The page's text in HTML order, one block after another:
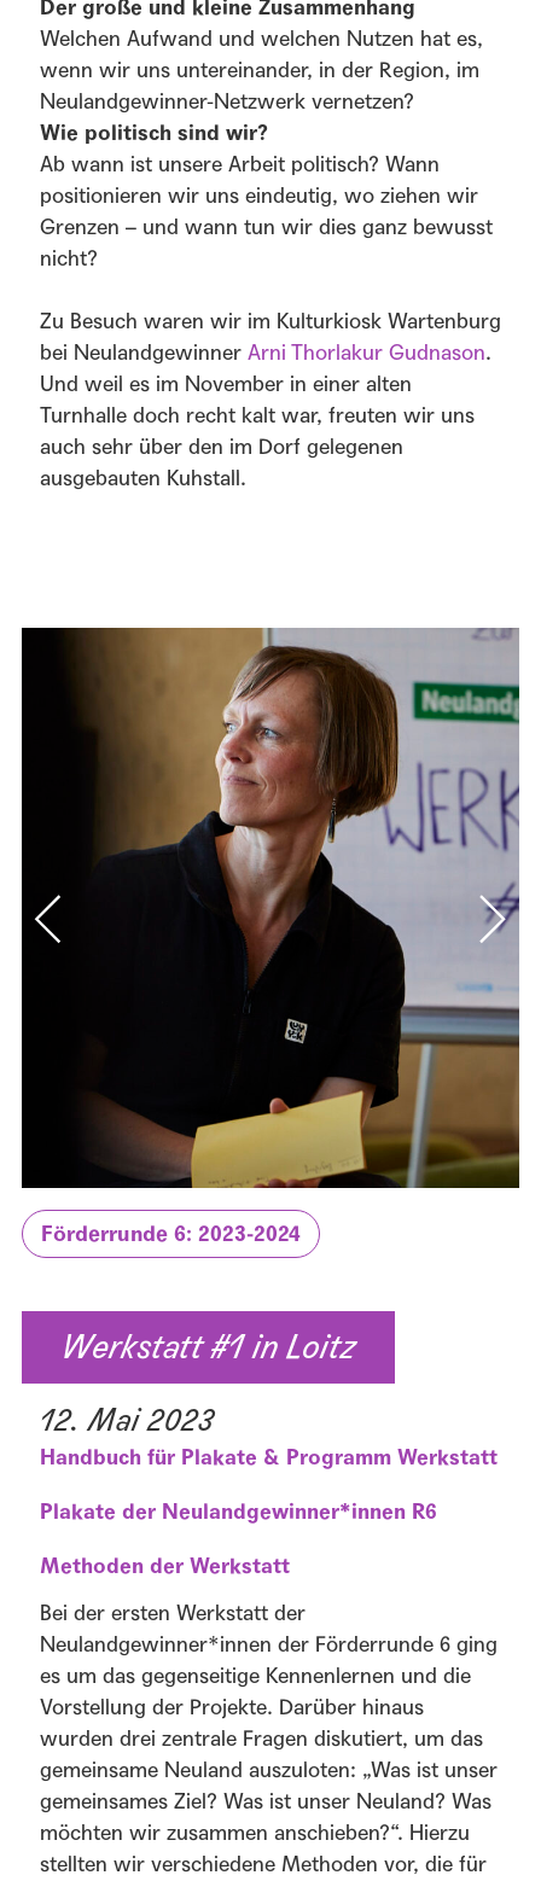
Der große und kleine Zusammenhang
Welchen Aufwand und welchen Nutzen hat es,
wenn wir uns untereinander, in der Region, im
Neulandgewinner-Netzwerk vernetzen?
Wie politisch sind wir?
Ab wann ist unsere Arbeit politisch? Wann
positionieren wir uns eindeutig, wo ziehen wir
Grenzen – und wann tun wir dies ganz bewusst
nicht?
Zu Besuch waren wir im Kulturkiosk Wartenburg
bei Neulandgewinner Arni Thorlakur Gudnason.
Und weil es im November in einer alten
Turnhalle doch recht kalt war, freuten wir uns
auch sehr über den im Dorf gelegenen
ausgebauten Kuhstall.
Förderrunde 6: 2023-2024
Werkstatt #1 in Loitz
Bei der ersten Werkstatt der
Neulandgewinner*innen der Förderrunde 6 ging
es um das gegenseitige Kennenlernen und die
Vorstellung der Projekte. Darüber hinaus
wurden drei zentrale Fragen diskutiert, um das
gemeinsame Neuland auszuloten: „Was ist unser
gemeinsames Ziel? Was ist unser Neuland? Was
möchten wir zusammen anschieben?“. Hierzu
stellten wir verschiedene Methoden vor, die für
12. Mai 2023
Handbuch für Plakate & Programm Werkstatt
Plakate der Neulandgewinner*innen R6
Methoden der Werkstatt